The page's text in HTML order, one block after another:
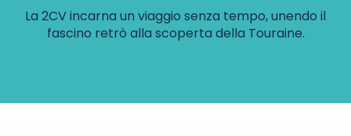
La 2CV incarna un viaggio senza tempo, unendo il
fascino retrò alla scoperta della Touraine.